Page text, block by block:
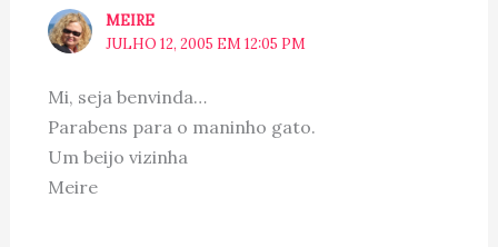
MEIRE
JULHO 12, 2005 EM 12:05 PM
Mi, seja benvinda…
Parabens para o maninho gato.
Um beijo vizinha
Meire